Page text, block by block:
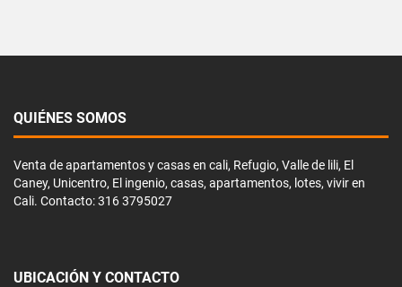
QUIÉNES SOMOS
Venta de apartamentos y casas en cali, Refugio, Valle de lili, El
Caney, Unicentro, El ingenio, casas, apartamentos, lotes, vivir en
Cali. Contacto: 316 3795027
UBICACIÓN Y CONTACTO